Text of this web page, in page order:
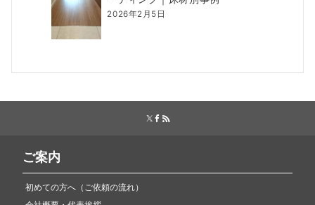
2026年2月5日
ご案内
初めての方へ（ご依頼の流れ）